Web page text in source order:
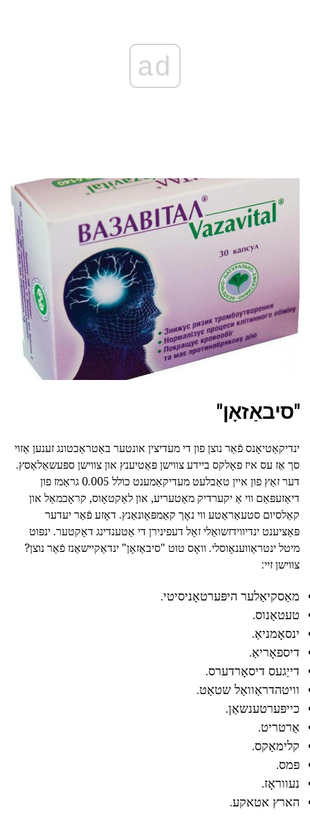
ad
"סיבאַזאָן"
ינדיקאַטיאָנס פֿאַר נוצן פון די מעדיצין אונטער באַטראַכטונג זענען אַזוי
סך אַז עס איז פאָלקס ביידע צווישן פּאַטיענץ און צווישן ספּעשאַלאַסץ.
דער זאַץ פון איין טאַבלעט מעדיקאַמענט כולל 0.005 גראַמז פון
דיאַזעפּאַם ווי אַ יקערדיק מאַטעריע, און לאַקטאָוס, קראָכמאַל און
קאַלסיום סטעאַראַטע ווי נאָך קאַמפּאָונאַנץ. דאָזע פֿאַר יעדער
פּאַציענט ינדיווידזשואַלי זאָל דעפינירן די אַטענדינג דאָקטער. ינפּוט
מיטל ינטראַווענאָוסלי. וואָס טוט "סיבאַזאָן" ינדאַקיישאַנז פֿאַר נוצן?
צווישן זיי:
מאַסקיאַלער היפּערטאָניסיטי.
טעטאַנוס.
ינסאָמניאַ.
דיספאָריאַ.
דייַגעס דיסאָרדערס.
וויטהדראַוואַל שטאַט.
כייפּערטענשאַן.
אַרטריט.
קלימאַקס.
פּמס.
נעווראָז.
הארץ אטאקע.